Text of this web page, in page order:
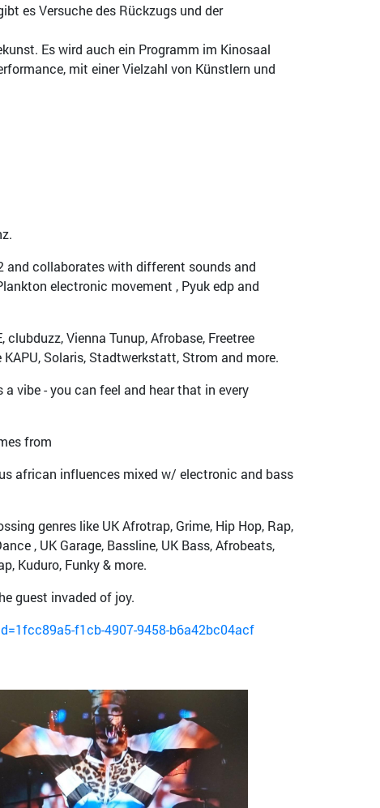
es Versuche des Rückzugs und der
Es wird auch ein Programm im Kinosaal
mit einer Vielzahl von Künstlern und
and collaborates with different sounds and
electronic movement , Pyuk edp and
clubduzz, Vienna Tunup, Afrobase, Freetree
Solaris, Stadtwerkstatt, Strom and more.
vibe - you can feel and hear that in every
from
african influences mixed w/ electronic and bass
genres like UK Afrotrap, Grime, Hip Hop, Rap,
, UK Garage, Bassline, UK Bass, Afrobeats,
Kuduro, Funky & more.
guest invaded of joy.
f1cb-4907-9458-b6a42bc04acf